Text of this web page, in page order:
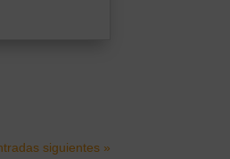
siguientes »